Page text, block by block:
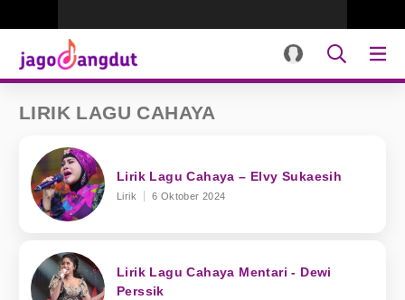
LIRIK LAGU CAHAYA
Lirik Lagu Cahaya – Elvy Sukaesih
Lirik 6 Oktober 2024
Lirik Lagu Cahaya Mentari - Dewi
Perssik